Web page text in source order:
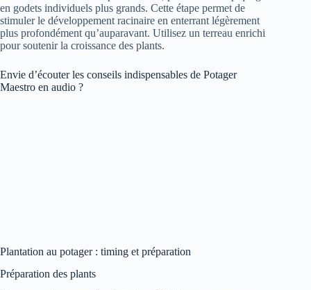
en godets individuels plus grands. Cette étape permet de
stimuler le développement racinaire en enterrant légèrement
plus profondément qu’auparavant. Utilisez un terreau enrichi
pour soutenir la croissance des plants.
Envie d’écouter les conseils indispensables de Potager
Maestro en audio ?
Plantation au potager : timing et préparation
Préparation des plants